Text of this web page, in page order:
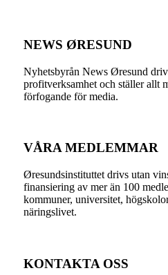
NEWS ØRESUND
Nyhetsbyrån News Øresund
profitverksamhet och ställer allt
förfogande för media.
VÅRA MEDLEMMAR
Øresundsinstituttet drivs utan
finansiering av mer än 100
kommuner, universitet,
näringslivet.
KONTAKTA OSS